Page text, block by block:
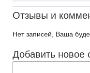
Отзывы и
Нет записей, Ваша
Добавить новое